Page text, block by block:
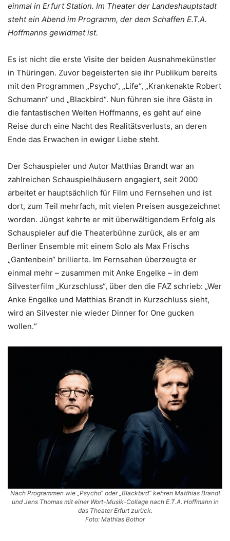
einmal in Erfurt Station. Im Theater der Landeshauptstadt
steht ein Abend im Programm, der dem Schaffen E.T.A.
Hoffmanns gewidmet ist.
Es ist nicht die erste Visite der beiden Ausnahmekünstler
in Thüringen. Zuvor begeisterten sie ihr Publikum bereits
mit den Programmen „Psycho“, „Life“, „Krankenakte Robert
Schumann“ und „Blackbird“. Nun führen sie ihre Gäste in
die fantastischen Welten Hoffmanns, es geht auf eine
Reise durch eine Nacht des Realitätsverlusts, an deren
Ende das Erwachen in ewiger Liebe steht.
Der Schauspieler und Autor Matthias Brandt war an
zahlreichen Schauspielhäusern engagiert, seit 2000
arbeitet er hauptsächlich für Film und Fernsehen und ist
dort, zum Teil mehrfach, mit vielen Preisen ausgezeichnet
worden. Jüngst kehrte er mit überwältigendem Erfolg als
Schauspieler auf die Theaterbühne zurück, als er am
Berliner Ensemble mit einem Solo als Max Frischs
„Gantenbein“ brillierte. Im Fernsehen überzeugte er
einmal mehr – zusammen mit Anke Engelke – in dem
Silvesterfilm „Kurzschluss“, über den die FAZ schrieb: „Wer
Anke Engelke und Matthias Brandt in Kurzschluss sieht,
wird an Silvester nie wieder Dinner for One gucken
wollen.“
Nach Programmen wie „Psycho“ oder „Blackbird“ kehren Matthias Brandt
und Jens Thomas mit einer Wort-Musik-Collage nach E.T.A. Hoffmann in
das Theater Erfurt zurück.
Foto: Mathias Bothor